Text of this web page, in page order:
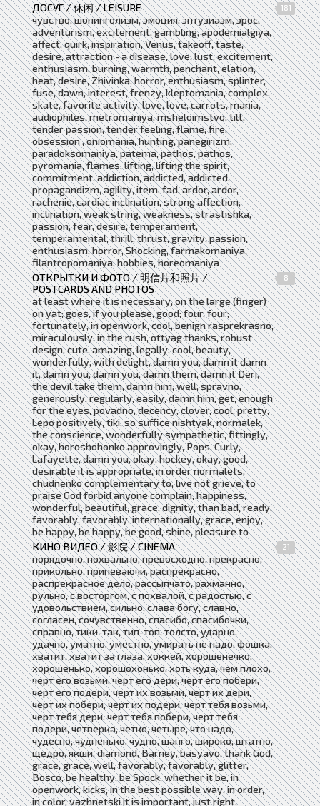
ДОСУГ / 休闲 / LEISURE
181
чувство, шопинголизм, эмоция, энтузиазм, эрос,
adventurism, excitement, gambling, apodemialgiya,
affect, quirk, inspiration, Venus, takeoff, taste,
desire, attraction - a disease, love, lust, excitement,
enthusiasm, burning, warmth, penchant, elation,
heat, desire, Zhivinka, horror, enthusiasm, splinter,
fuse, dawn, interest, frenzy, kleptomania, complex,
skate, favorite activity, love, love, carrots, mania,
audiophiles, metromaniya, msheloimstvo, tilt,
tender passion, tender feeling, flame, fire,
obsession , oniomania, hunting, panegirizm,
paradoksomaniya, patema, pathos, pathos,
pyromania, flames, lifting, lifting the spirit,
commitment, addiction, addicted, addicted,
propagandizm, agility, item, fad, ardor, ardor,
rachenie, cardiac inclination, strong affection,
inclination, weak string, weakness, strastishka,
passion, fear, desire, temperament,
temperamental, thrill, thrust, gravity, passion,
enthusiasm, horror, Shocking, farmakomaniya,
filantropomaniya, hobbies, horeomaniya
ОТКРЫТКИ И ФОТО / 明信片和照片 /
POSTCARDS AND PHOTOS
8
at least where it is necessary, on the large (finger)
on yat; goes, if you please, good; four, four;
fortunately, in openwork, cool, benign rasprekrasno,
miraculously, in the rush, ottyag thanks, robust
design, cute, amazing, legally, cool, beauty,
wonderfully, with delight, damn you, damn it damn
it, damn you, damn you, damn them, damn it Deri,
the devil take them, damn him, well, spravno,
generously, regularly, easily, damn him, get, enough
for the eyes, povadno, decency, clover, cool, pretty,
Lepo positively, tiki, so suffice nishtyak, normalek,
the conscience, wonderfully sympathetic, fittingly,
okay, horoshohonko approvingly, Pops, Curly,
Lafayette, damn you, okay, hockey, okay, good,
desirable it is appropriate, in order normalets,
chudnenko complementary to, live not grieve, to
praise God forbid anyone complain, happiness,
wonderful, beautiful, grace, dignity, than bad, ready,
favorably, favorably, internationally, grace, enjoy,
be happy, be happy, be good, shine, pleasure to
КИНО ВИДЕО / 影院 / CINEMA
21
порядочно, похвально, превосходно, прекрасно,
прикольно, припеваючи, распрекрасно,
распрекрасное дело, рассыпчато, рахманно,
рульно, с восторгом, с похвалой, с радостью, с
удовольствием, сильно, слава богу, славно,
согласен, сочувственно, спасибо, спасибочки,
справно, тики-так, тип-топ, толсто, ударно,
удачно, уматно, уместно, умирать не надо, фошка,
хватит, хватит за глаза, хоккей, хорошенечко,
хорошенько, хорошохонько, хоть куда, чем плохо,
черт его возьми, черт его дери, черт его побери,
черт его подери, черт их возьми, черт их дери,
черт их побери, черт их подери, черт тебя возьми,
черт тебя дери, черт тебя побери, черт тебя
подери, четверка, четко, четыре, что надо,
чудесно, чудненько, чудно, шанго, широко, штатно,
щедро, якши, diamond, Barney, basyavo, thank God,
grace, grace, well, favorably, favorably, glitter,
Bosco, be healthy, be Spock, whether it be, in
openwork, kicks, in the best possible way, in order,
in color, vazhnetski it is important, just right,